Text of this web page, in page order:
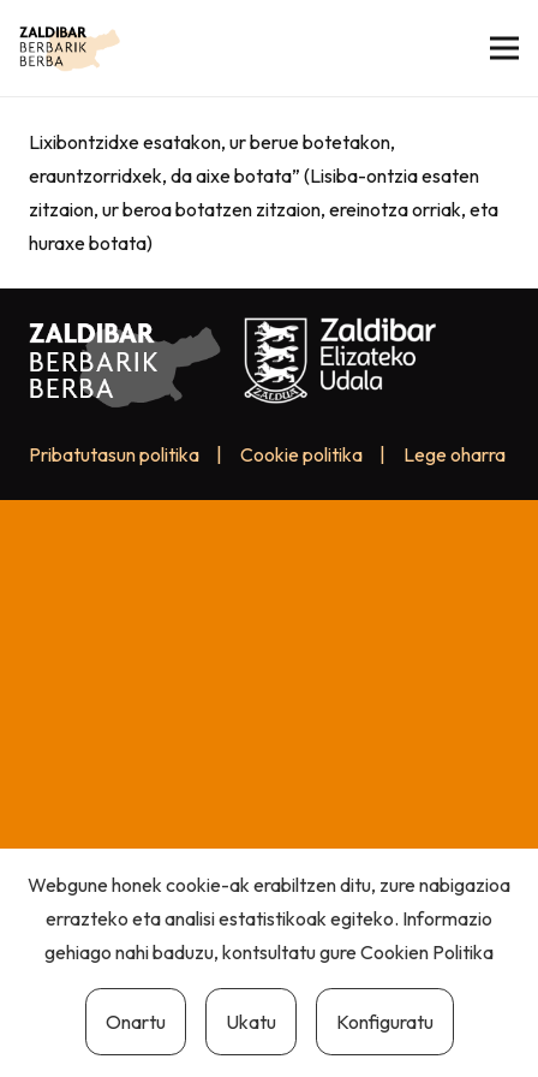
Lixibontzidxe esatakon, ur berue botetakon,
erauntzorridxek, da aixe botata” (Lisiba-ontzia esaten
zitzaion, ur beroa botatzen zitzaion, ereinotza orriak, eta
huraxe botata)
Pribatutasun politika Cookie politika Lege oharra
Webgune honek cookie-ak erabiltzen ditu, zure nabigazioa
errazteko eta analisi estatistikoak egiteko. Informazio
gehiago nahi baduzu, kontsultatu gureCookien Politika
Onartu Ukatu Konfiguratu